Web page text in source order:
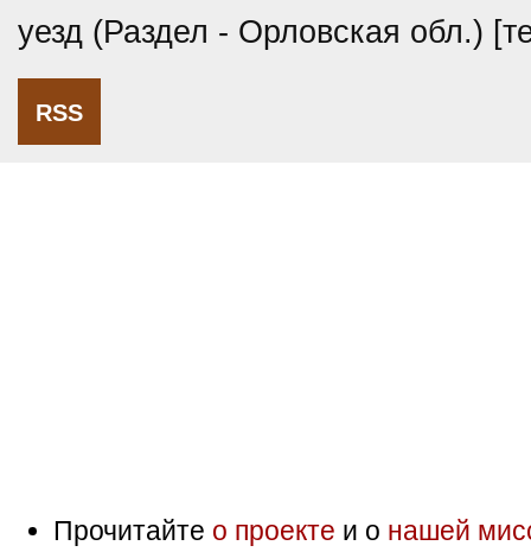
уезд (Раздел - Орловская обл.)
RSS
Прочитайте о проекте и о нашей